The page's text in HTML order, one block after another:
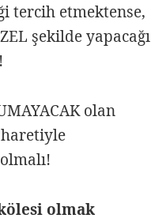
tercih etmektense,
şekilde yapacağı
olan
olmak